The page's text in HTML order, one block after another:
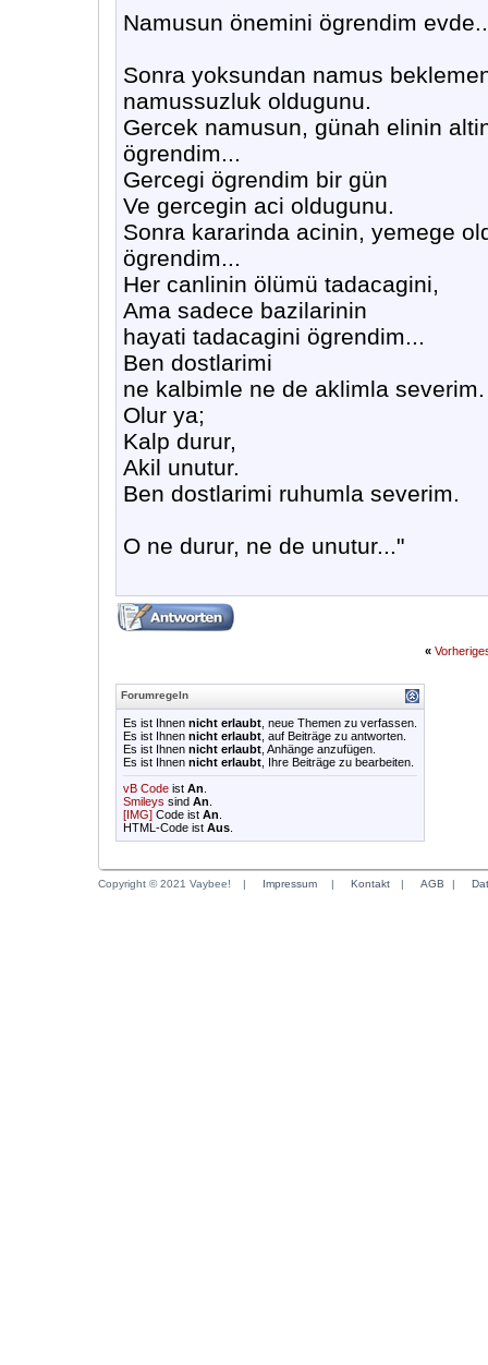
Namusun önemini ögrendim
Sonra yoksundan namus
namussuzluk oldugunu.
Gercek namusun, günah elinin
ögrendim...
Gercegi ögrendim bir gün
Ve gercegin aci oldugunu.
Sonra kararinda acinin, yemege
ögrendim...
Her canlinin ölümü tadacagini,
Ama sadece bazilarinin
hayati tadacagini ögrendim...
Ben dostlarimi
ne kalbimle ne de aklimla severim.
Olur ya;
Kalp durur,
Akil unutur.
Ben dostlarimi ruhumla severim.
O ne durur, ne de unutur..."
«
Forumregeln
Es ist Ihnen nicht erlaubt , neue Themen zu verfassen.
Es ist Ihnen nicht erlaubt , auf Beiträge zu antworten.
Es ist Ihnen nicht erlaubt , Anhänge anzufügen.
Es ist Ihnen nicht erlaubt , Ihre Beiträge zu bearbeiten.
vB Code ist An
Smileys sind An
[IMG] Code ist An
HTML-Code ist Aus
Copyright © 2021 Vaybee! | Impressum | Kontakt | AGB |